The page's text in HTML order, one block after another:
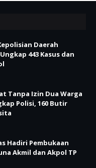
Daerah
443 Kasus dan
Tanpa Izin Dua Warga
Polisi, 160 Butir
Hadiri Pembukaan
Akmil dan Akpol TP